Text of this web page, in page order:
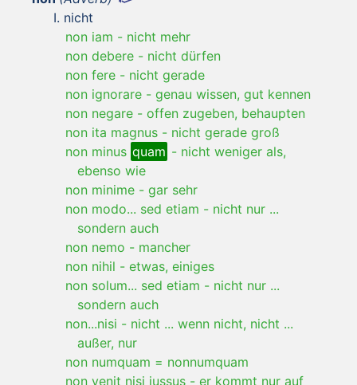
nicht
non iam - nicht mehr
non debere - nicht dürfen
non fere - nicht gerade
non ignorare - genau wissen, gut kennen
non negare - offen zugeben, behaupten
non ita magnus - nicht gerade groß
non minus quam - nicht weniger als,
ebenso wie
non minime - gar sehr
non modo... sed etiam - nicht nur ...
sondern auch
non nemo - mancher
non nihil - etwas, einiges
non solum... sed etiam - nicht nur ...
sondern auch
non...nisi - nicht ... wenn nicht, nicht ...
außer, nur
non numquam = nonnumquam
non venit nisi iussus - er kommt nur auf